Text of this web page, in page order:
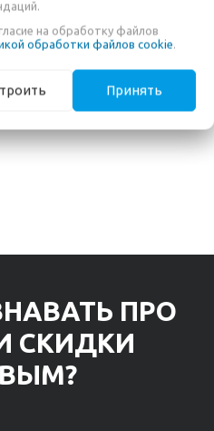
Metabones позволяет
ПРО
СКИДКИ
на обработку файлов
обработки файлов cookie.
Принять